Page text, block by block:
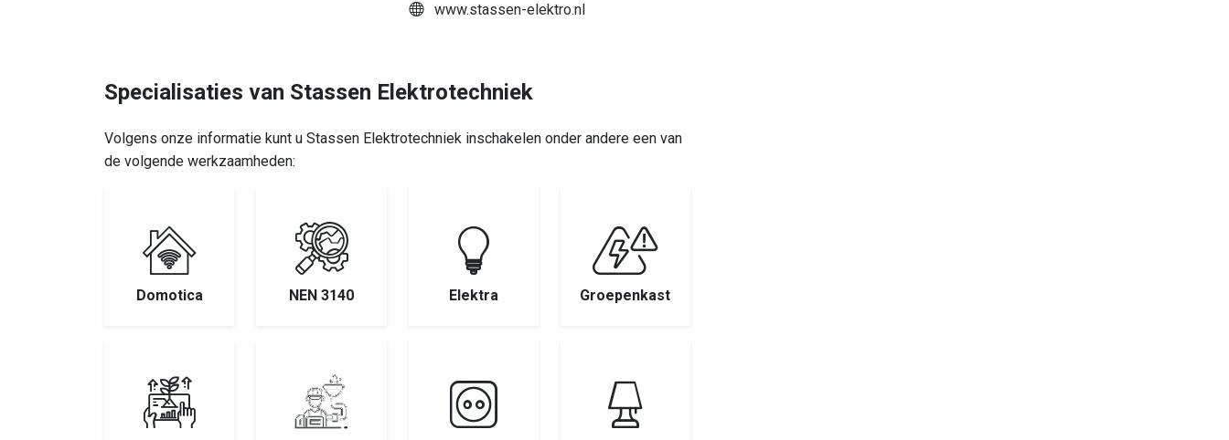
www.stassen-elektro.nl
Specialisaties van Stassen Elektrotechniek
Volgens onze informatie kunt u Stassen Elektrotechniek inschakelen onder andere een van
de volgende werkzaamheden:
Domotica NEN 3140 Elektra Groepenkast